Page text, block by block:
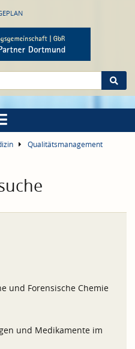
Qualitätsmanagement
und Forensische Chemie
und Medikamente im